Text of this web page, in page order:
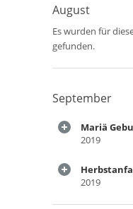
August
Es wurden für
gefunden.
September
Mariä
2019
2019